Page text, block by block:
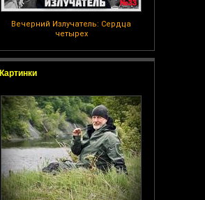
Вечерний Излучатель: Сердца
четырех
Картинки